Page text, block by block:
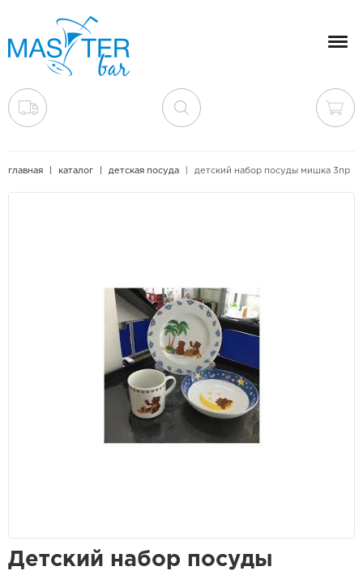
главная каталог детская посуда детский набор посуды мишка 3пр
Детский набор посуды